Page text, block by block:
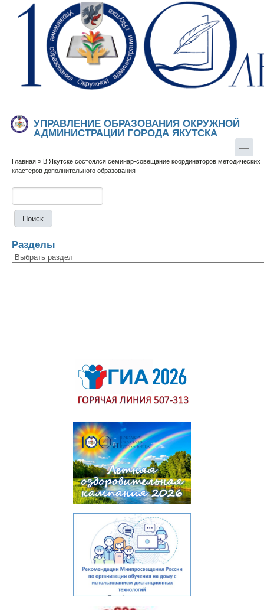
Перейти к основному содержанию
Skip to search
УПРАВЛЕНИЕ ОБРАЗОВАНИЯ ОКРУЖНОЙ
АДМИНИСТРАЦИИ ГОРОДА ЯКУТСКА
Вы здесь
Главная » В Якутске состоялся семинар-совещание координаторов методических
кластеров дополнительного образования
Разделы